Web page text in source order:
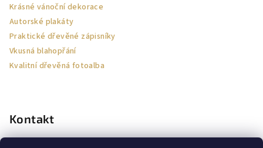
Krásné vánoční dekorace
Autorské plakáty
Praktické dřevěné zápisníky
Vkusná blahopřání
Kvalitní dřevěná fotoalba
Kontakt